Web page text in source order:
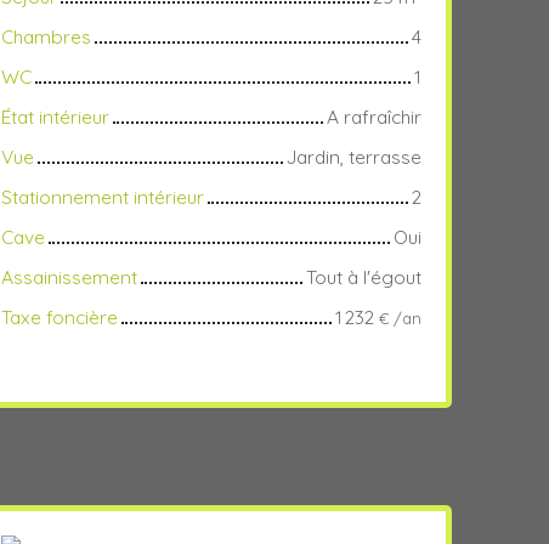
Chambres
4
WC
1
État intérieur
A rafraîchir
Vue
Jardin, terrasse
Stationnement intérieur
2
Cave
Oui
Assainissement
Tout à l'égout
Taxe foncière 1 232 € /an